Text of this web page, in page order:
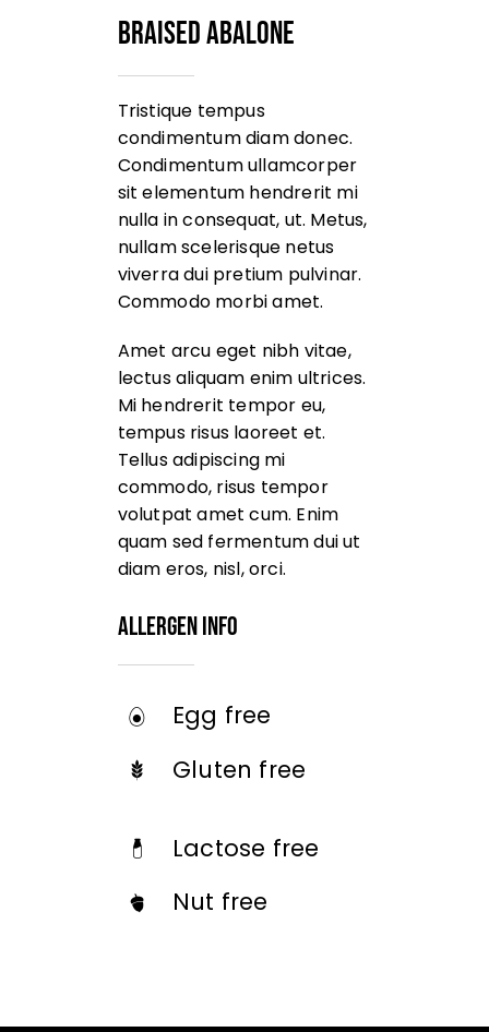
Braised Abalone
Tristique tempus
condimentum diam donec.
Condimentum ullamcorper
sit elementum hendrerit mi
nulla in consequat, ut. Metus,
nullam scelerisque netus
viverra dui pretium pulvinar.
Commodo morbi amet.
Amet arcu eget nibh vitae,
lectus aliquam enim ultrices.
Mi hendrerit tempor eu,
tempus risus laoreet et.
Tellus adipiscing mi
commodo, risus tempor
volutpat amet cum. Enim
quam sed fermentum dui ut
diam eros, nisl, orci.
Allergen Info
Egg free
Gluten free
Lactose free
Nut free